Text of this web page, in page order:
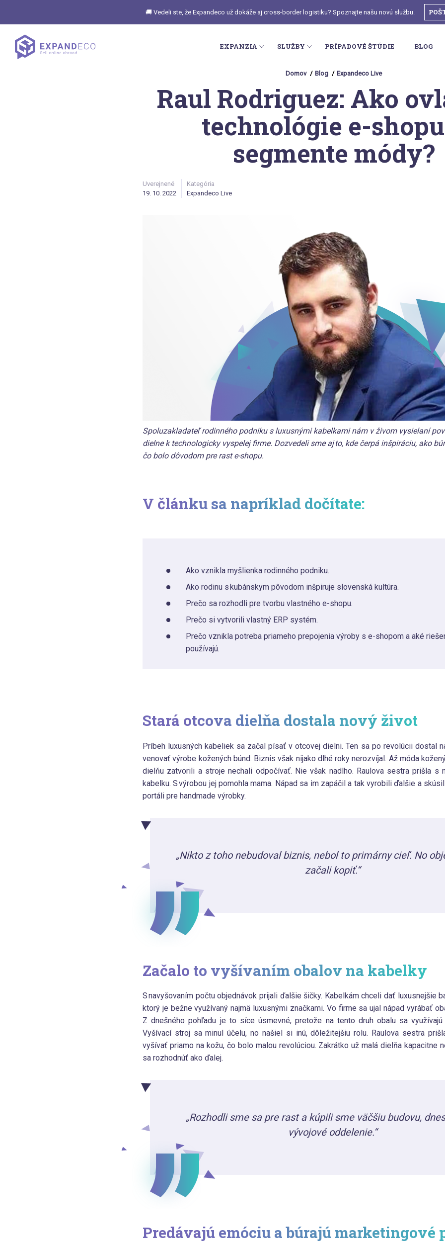
🚚 Vedeli ste, že Expandeco už dokáže aj cross-border logistiku? Spoznajte našu novú službu.
EXPANZIA SLUŽBY PRÍPADOVÉ ŠTÚDIE BLOG
Domov Blog Expandeco Live
Raul Rodriguez: Ako
technológie e-
segmente módy?
Uverejnené
19. 10. 2022
Kategória
Expandeco Live
Spoluzakladateľ rodinného podniku s luxusnýmikabelkami nám v živom vysielaní
dielne k technologicky vyspelej firme. Dozvedeli sme aj to, kde čerpá inšpiráciu, ako
čo bolo dôvodom pre rast e-shopu.
V článku sa napríklad dočítate:
Ako vznikla myšlienka rodinného podniku.
Ako rodinu s kubánskym pôvodom inšpiruje slovenská kultúra.
Prečo sa rozhodli pre tvorbu vlastného e-shopu.
Prečo si vytvorili vlastný ERP systém.
Prečo vznikla potreba priameho prepojenia výroby s e-shopom a aké
používajú.
Stará otcova dielňa dostala nový život
Príbeh luxusných kabeliek sa začal písať v otcovej dielni. Ten sa po revolúcii dostal
venovať výrobe kožených búnd. Biznis však nijako dlhé roky nerozvíjal. Až móda
dielňu zatvorili a stroje nechali odpočívať. Nie však nadlho. Raulova sestra prišla s
kabelku. S výrobou jej pomohla mama. Nápad sa im zapáčil a tak vyrobili ďalšie a
portáli pre handmade výrobky.
„Nikto z toho nebudoval biznis, nebol to primárny cieľ. No
začali kopiť.“
Začalo to vyšívaním obalov na kabelky
S navyšovaním počtu objednávok prijali ďalšie šičky. Kabelkám chceli dať luxusnejšie
ktorý je bežne využívaný najmä luxusnými značkami. Vo firme sa ujal nápad vyrábať
Z dnešného pohľadu je to síce úsmevné, pretože na tento druh obalu sa
Vyšívací stroj sa minul účelu, no našiel si inú, dôležitejšiu rolu. Raulova sestra
vyšívať priamo na kožu, čo bolo malou revolúciou. Zakrátko už malá dielňa kapacitne
sa rozhodnúť ako ďalej.
„Rozhodli sme sa pre rast a kúpili sme väčšiu budovu,
vývojové oddelenie.“
Predávajú emóciu a búrajú marketingové